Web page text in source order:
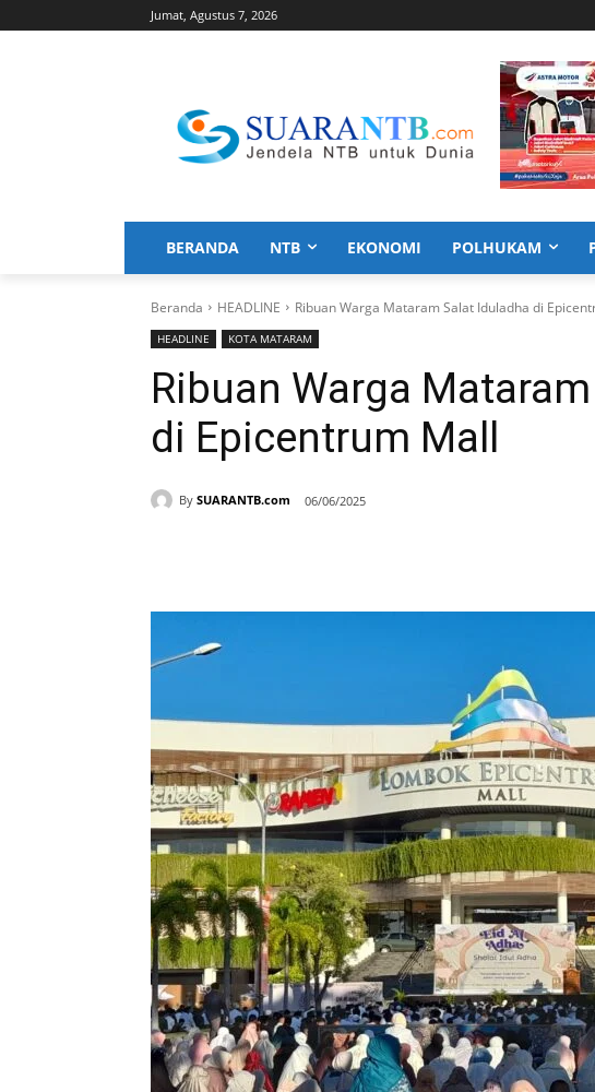
Jumat, Agustus 7, 2026
BERANDA NTB EKONOMI POLHUKAM
Beranda HEADLINE Ribuan Warga Mataram Salat Iduladha di
HEADLINE KOTA MATARAM
Ribuan Warga
di Epicentrum Mall
By SUARANTB.com 06/06/2025